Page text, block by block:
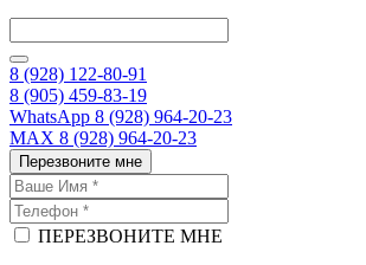
8 (928) 122-80-91
8 (905) 459-83-19
WhatsApp 8 (928) 964-20-23
MAX 8 (928) 964-20-23
Перезвоните мне
ПЕРЕЗВОНИТЕ МНЕ